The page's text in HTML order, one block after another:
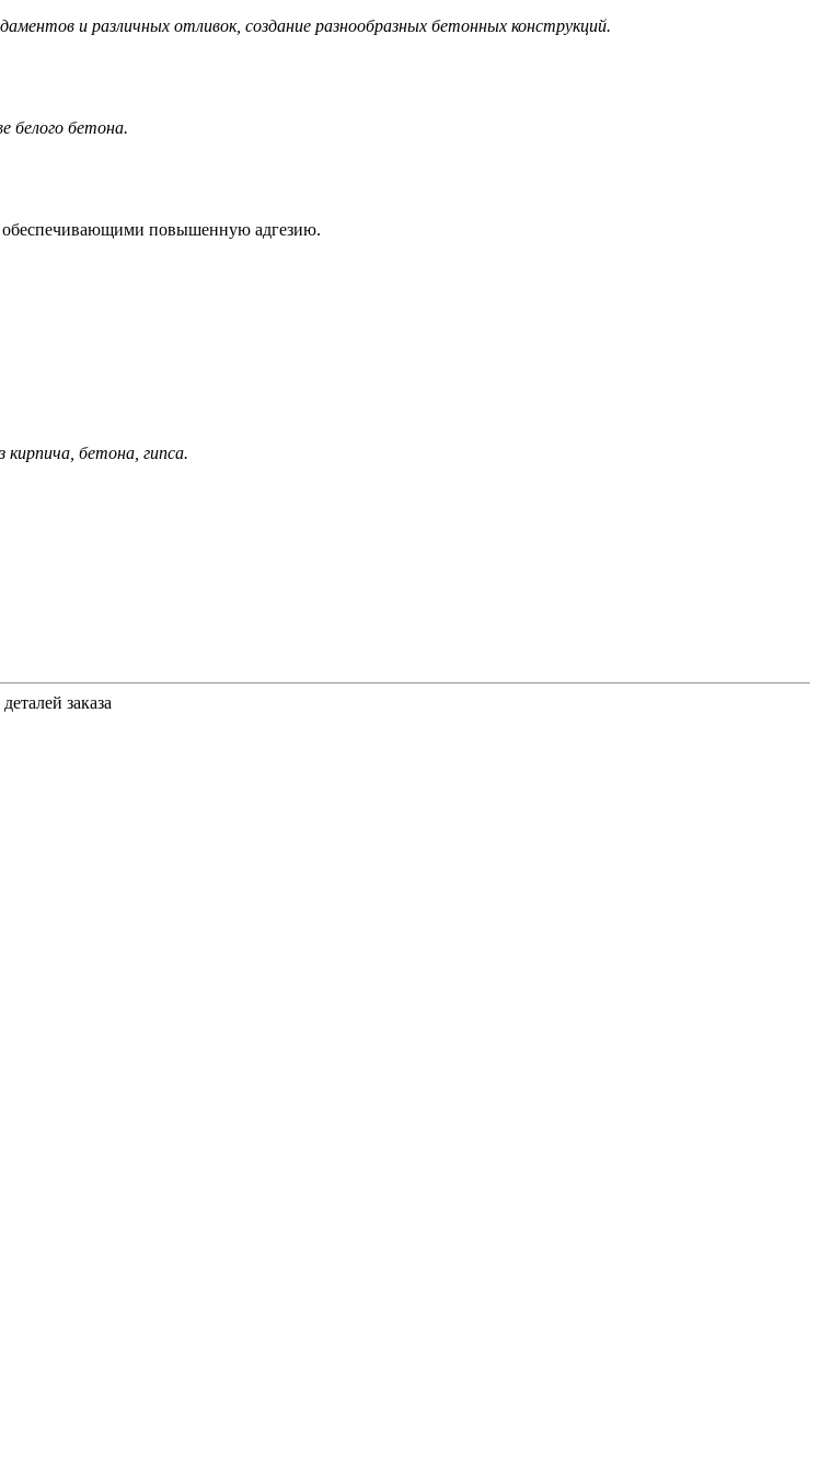
и различных отливок, создание разнообразных бетонных конструкций.
белого бетона.
обеспечивающими повышенную адгезию.
кирпича, бетона, гипса.
заказа